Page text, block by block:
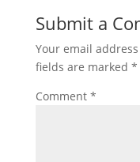
Submit a
Your email
fields are marked *
Comment *